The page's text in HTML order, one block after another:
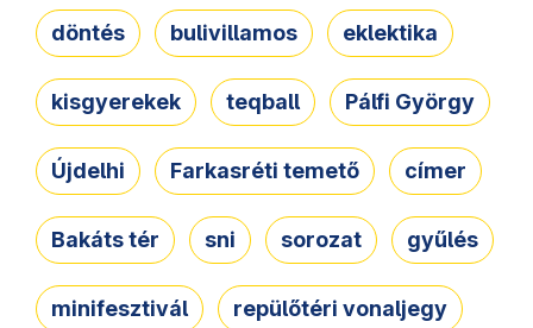
döntés bulivillamos eklektika
kisgyerekek teqball Pálfi György
Újdelhi Farkasréti temető címer
Bakáts tér sni sorozat gyűlés
minifesztivál repülőtéri vonaljegy